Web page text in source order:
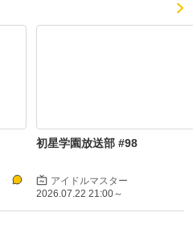
初星学園放送部 #98
アイドルマスター
2026.07.22 21:00～